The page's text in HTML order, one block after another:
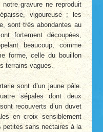
gravure ne reproduit
vigoureuse ; les
sont très abondantes au
fortement découpées,
beaucoup, comme
forme, celle du bouillon
terrains vagues.
sont d’un jaune pâle.
sépales dont deux
recouverts d’un duvet
en croix sensiblement
sans nectaires à la